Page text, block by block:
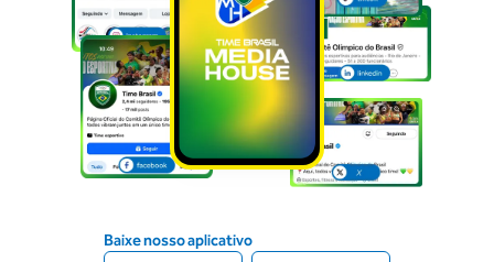
Baixe nosso aplicativo